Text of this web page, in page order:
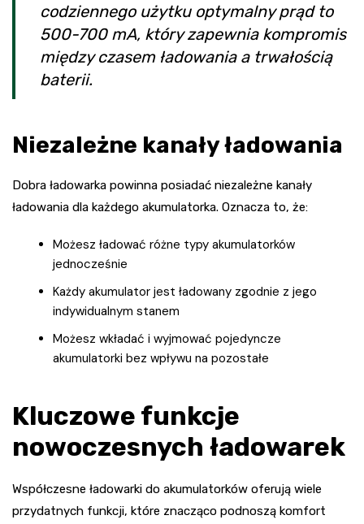
codziennego użytku optymalny prąd to
500-700 mA, który zapewnia kompromis
między czasem ładowania a trwałością
baterii.
Niezależne kanały ładowania
Dobra ładowarka powinna posiadać niezależne kanały
ładowania dla każdego akumulatorka. Oznacza to, że:
Możesz ładować różne typy akumulatorków
jednocześnie
Każdy akumulator jest ładowany zgodnie z jego
indywidualnym stanem
Możesz wkładać i wyjmować pojedyncze
akumulatorki bez wpływu na pozostałe
Kluczowe funkcje
nowoczesnych ładowarek
Współczesne ładowarki do akumulatorków oferują wiele
przydatnych funkcji, które znacząco podnoszą komfort